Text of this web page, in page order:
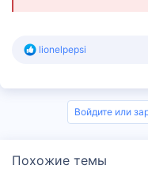
Р
к
lionelpepsi
Войдите или
Похожие темы